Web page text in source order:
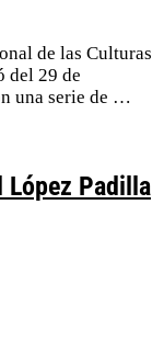
de las Culturas
del 29 de
una serie de …
López Padilla